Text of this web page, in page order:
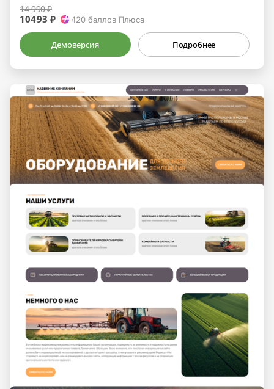
14 990 ₽
10493 ₽ 420 баллов Плюса
Демоверсия Подробнее